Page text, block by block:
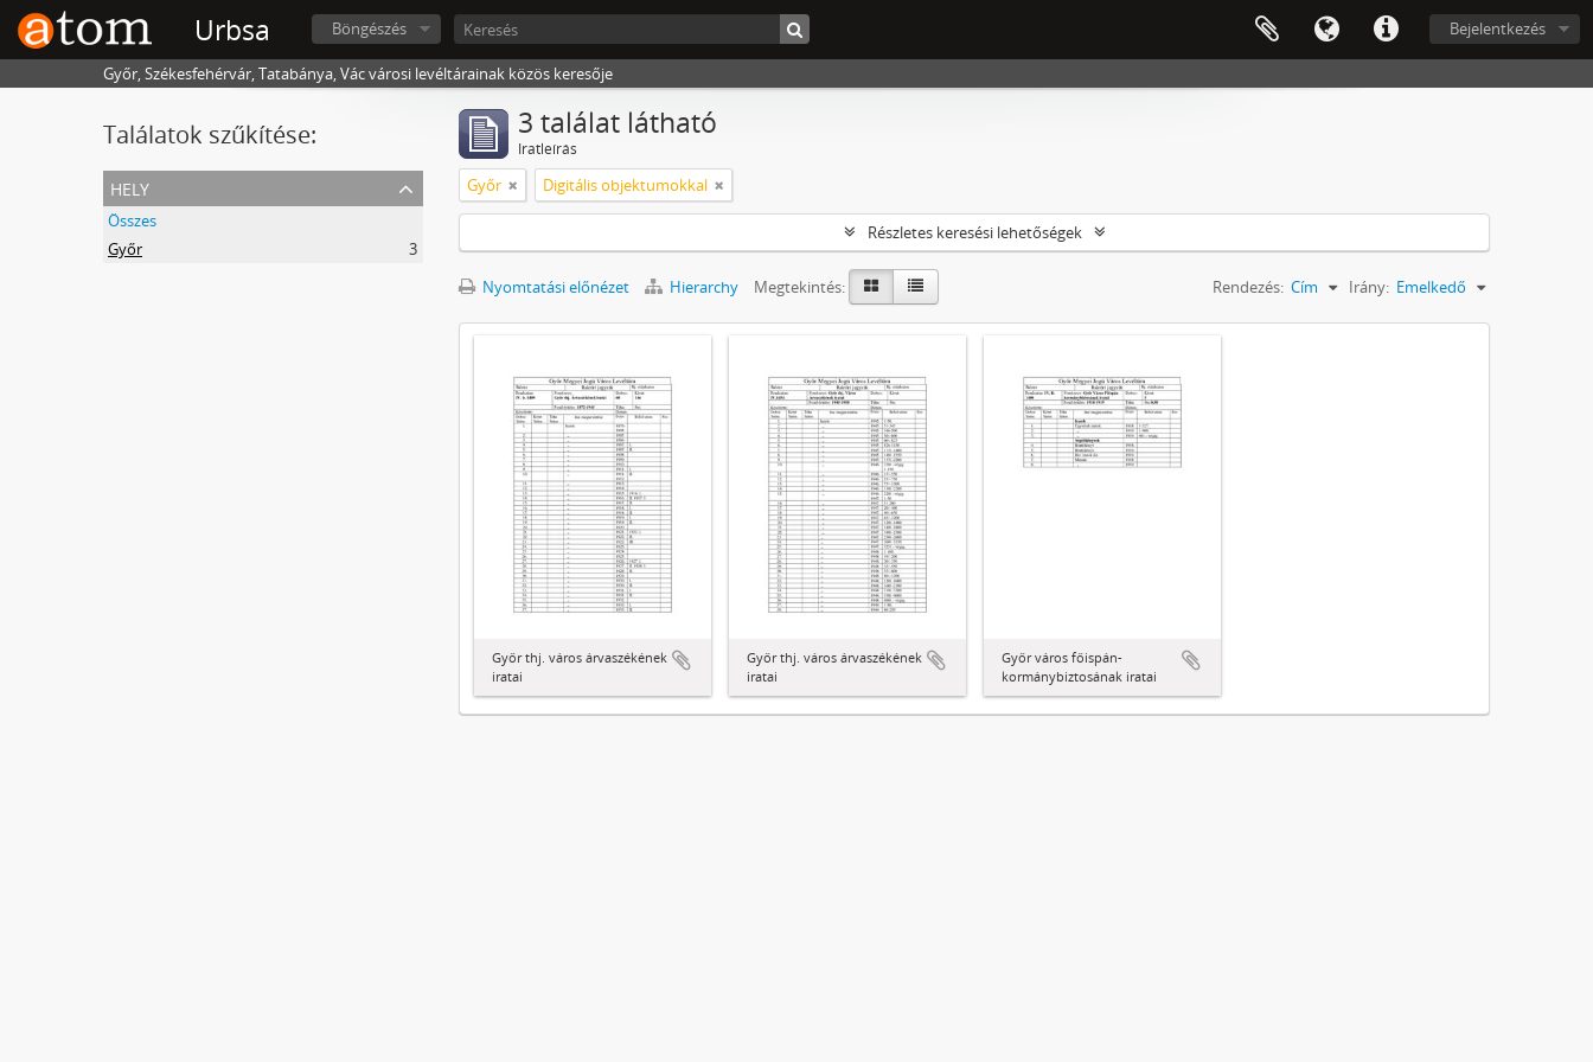
Urbsa Bejelentkezés
Böngészés
Győr, Székesfehérvár, Tatabánya, Vác városi levéltárainak közös keresője
Találatok szűkítése:
hely
Összes
Győr
3
3 találat látható
Iratleírás
Győr Digitális objektumokkal
Részletes keresési lehetőségek
Nyomtatási előnézet Hierarchy Megtekintés: Rendezés: Cím Irány: Emelkedő
Győr thj. város árvaszékének
iratai
Győr thj. város árvaszékének
iratai
Győr város főispán-
kormánybiztosának iratai